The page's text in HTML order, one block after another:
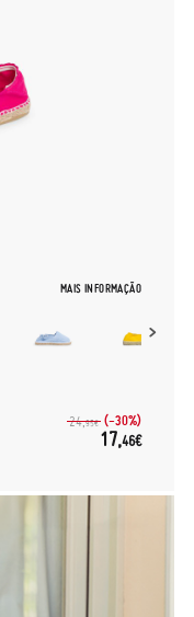
MAIS INFORMAÇÃO
24,95€ (-30%)
17,46€